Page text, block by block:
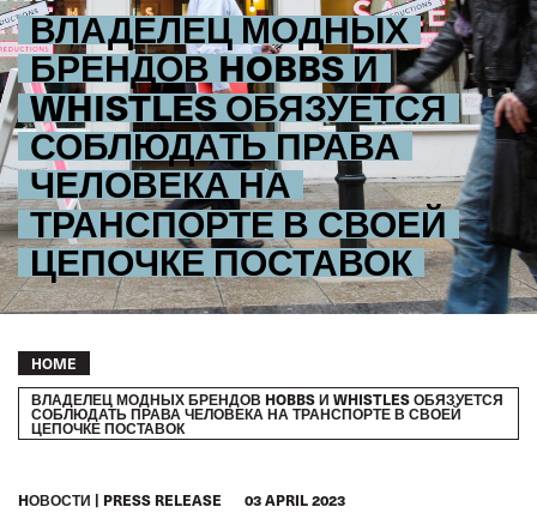
ВЛАДЕЛЕЦ МОДНЫХ
БРЕНДОВ HOBBS И
WHISTLES ОБЯЗУЕТСЯ
СОБЛЮДАТЬ ПРАВА
ЧЕЛОВЕКА НА
ТРАНСПОРТЕ В СВОЕЙ
ЦЕПОЧКЕ ПОСТАВОК
Breadcrumb
HOME
ВЛАДЕЛЕЦ МОДНЫХ БРЕНДОВ HOBBS И WHISTLES ОБЯЗУЕТСЯ
СОБЛЮДАТЬ ПРАВА ЧЕЛОВЕКА НА ТРАНСПОРТЕ В СВОЕЙ
ЦЕПОЧКЕ ПОСТАВОК
HОВОСТИ PRESS RELEASE 03 APRIL 2023